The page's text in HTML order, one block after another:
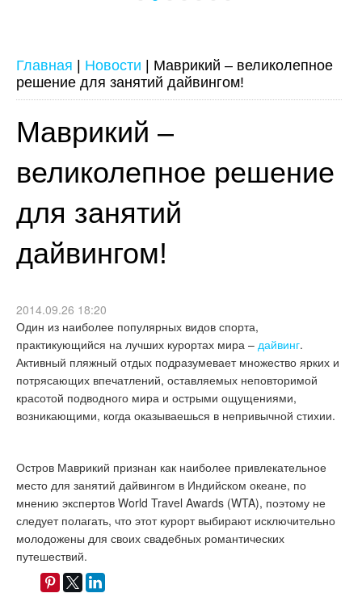
Главная Новости
Маврикий – великолепное
решение для занятий дайвингом!
Маврикий –
великолепное решение
для занятий
дайвингом!
2014.09.26 18:20
Один из наиболее популярных видов спорта,
практикующийся на лучших курортах мира – дайвинг.
Активный пляжный отдых подразумевает множество ярких и
потрясающих впечатлений, оставляемых неповторимой
красотой подводного мира и острыми ощущениями,
возникающими, когда оказываешься в непривычной стихии.
Остров Маврикий признан как наиболее привлекательное
место для занятий дайвингом в Индийском океане, по
мнению экспертов World Travel Awards (WTA), поэтому не
следует полагать, что этот курорт выбирают исключительно
молодожены для своих свадебных романтических
путешествий.